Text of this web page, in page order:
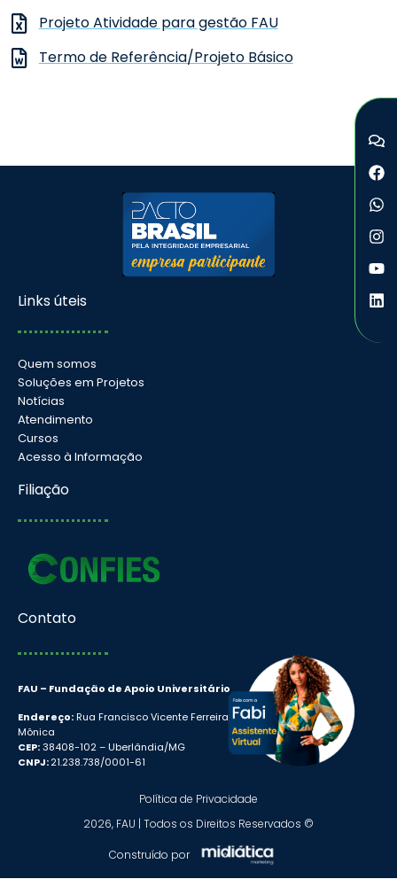
Projeto Atividade para gestão FAU
Termo de Referência/Projeto Básico
Links úteis
Quem somos
Soluções em Projetos
Notícias
Atendimento
Cursos
Acesso à Informação
Filiação
Contato
FAU – Fundação de Apoio Universitário
Endereço: Rua Francisco Vicente Ferreira, 126 Santa
Mônica
CEP:38408-102 – Uberlândia/MG
CNPJ:21.238.738/0001-61
Política de Privacidade
2026, FAU | Todos os Direitos Reservados ©
Construído por